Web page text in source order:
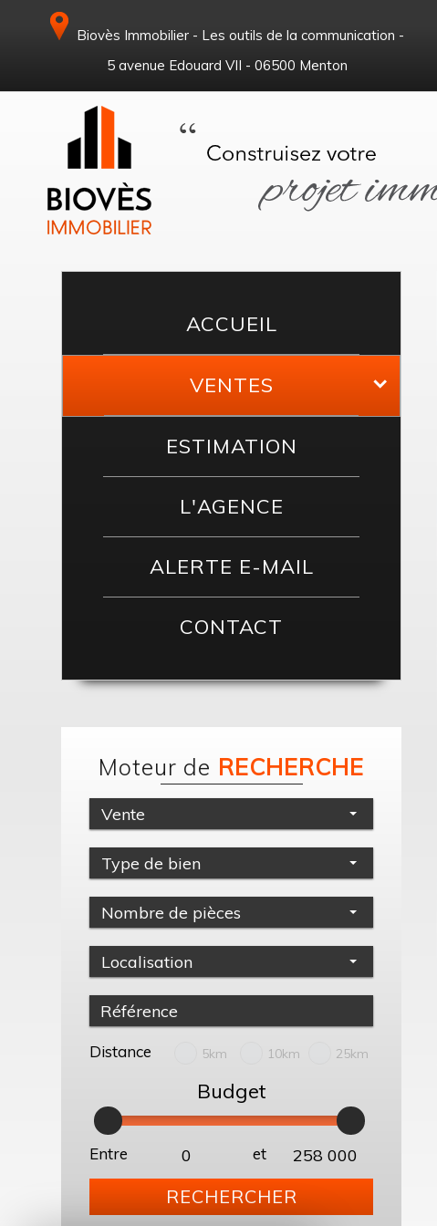
Biovès Immobilier - Les outils de la communication -
5 avenue Edouard VII - 06500 Menton
ACCUEIL
VENTES
ESTIMATION
L'AGENCE
ALERTE E-MAIL
CONTACT
Moteur de RECHERCHE
Vente
Type de bien
Nombre de pièces
Localisation
Distance 5km 10km 25km
Budget
Entre et
RECHERCHER